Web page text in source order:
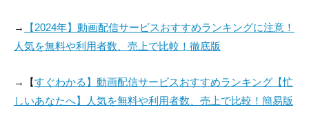
→
【2024年】動画配信サービスおすすめランキングに注意！
人気を無料や利用者数、売上で比較！徹底版
→【すぐわかる】動画配信サービスおすすめランキング【忙
しいあなたへ】人気を無料や利用者数、売上で比較！簡易版